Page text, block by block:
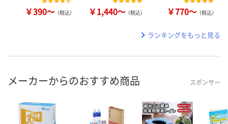
￥390～ （税込） ￥1,440～ （税込） ￥770～ （税込）
ランキングをもっと見る
メーカーからのおすすめ商品 スポンサー